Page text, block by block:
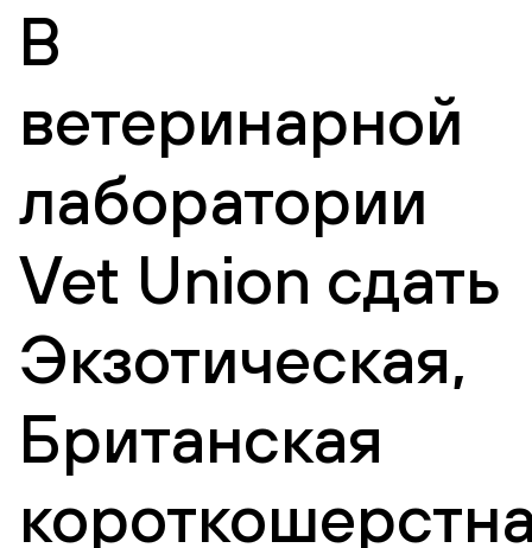
В
ветеринарной
лаборатории
Vet Union сдать
Экзотическая,
Британская